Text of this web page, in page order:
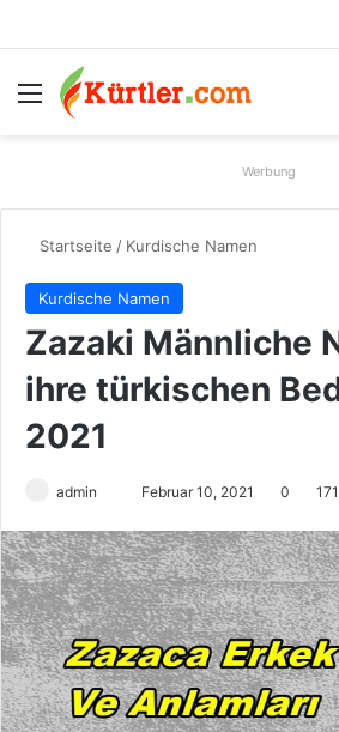
Menü
Werbung
Startseite / Kurdische Namen
Kurdische Namen
Zazaki Männliche
ihre türkischen
2021
admin
n
d
e
u
n
s
e
Februar 10, 2021 0 171